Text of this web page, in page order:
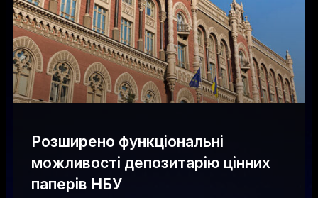
Розширено функціональні
можливості депозитарію цінних
паперів НБУ